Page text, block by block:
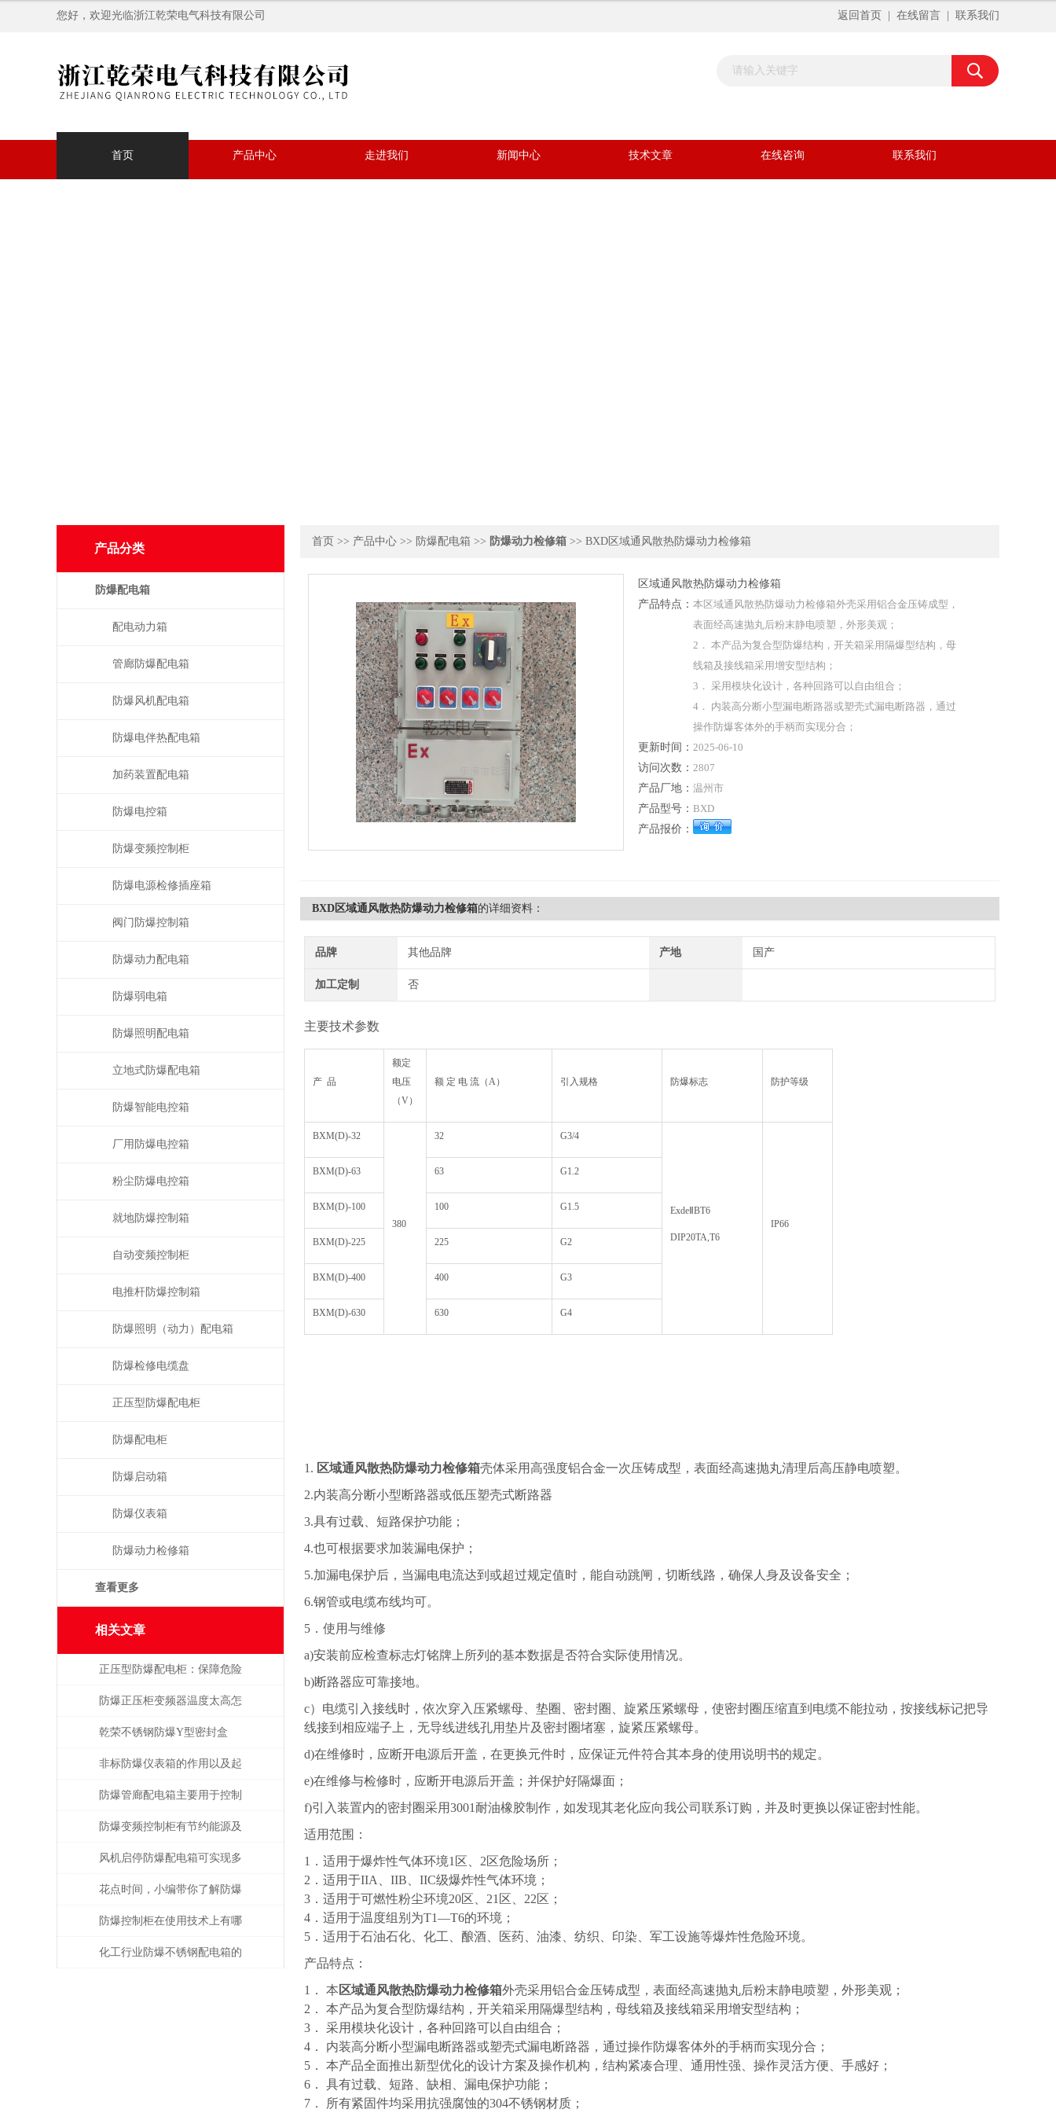
您好，欢迎光临浙江乾荣电气科技有限公司 返回首页 在线留言 联系我们
首页 产品中心 走进我们 新闻中心 技术文章 在线咨询 联系我们
首页 >> 产品中心 >> 防爆配电箱 >> 防爆动力检修箱 >> BXD区域通风散热防爆动力检修箱
区域通风散热防爆动力检修箱
产品特点： 本区域通风散热防爆动力检修箱外壳采用铝合金压铸成型，
表面经高速抛丸后粉末静电喷塑，外形美观；
2． 本产品为复合型防爆结构，开关箱采用隔爆型结构，母
线箱及接线箱采用增安型结构；
3． 采用模块化设计，各种回路可以自由组合；
4． 内装高分断小型漏电断路器或塑壳式漏电断路器，通过
操作防爆客体外的手柄而实现分合；
更新时间： 2025-06-10
访问次数： 2807
产品厂地： 温州市
产品型号： BXD
产品报价：
BXD区域通风散热防爆动力检修箱的详细资料：
品牌 其他品牌 产地 国产
加工定制 否
主要技术参数
产 品
额定
电压
（V）
额 定 电 流（A） 引入规格 防爆标志 防护等级
BXM(D)-32
380
32 G3/4
ExdeⅡBT6
DIP20TA,T6
IP66
BXM(D)-63 63 G1.2
BXM(D)-100 100 G1.5
BXM(D)-225 225 G2
BXM(D)-400 400 G3
BXM(D)-630 630 G4
1. 区域通风散热防爆动力检修箱壳体采用高强度铝合金一次压铸成型，表面经高速抛丸清理后高压静电喷塑。
2.内装高分断小型断路器或低压塑壳式断路器
3.具有过载、短路保护功能；
4.也可根据要求加装漏电保护；
5.加漏电保护后，当漏电电流达到或超过规定值时，能自动跳闸，切断线路，确保人身及设备安全；
6.钢管或电缆布线均可。
5．使用与维修
a)安装前应检查标志灯铭牌上所列的基本数据是否符合实际使用情况。
b)断路器应可靠接地。
c）电缆引入接线时，依次穿入压紧螺母、垫圈、密封圈、旋紧压紧螺母，使密封圈压缩直到电缆不能拉动，按接线标记把导
线接到相应端子上，无导线进线孔用垫片及密封圈堵塞，旋紧压紧螺母。
d)在维修时，应断开电源后开盖，在更换元件时，应保证元件符合其本身的使用说明书的规定。
e)在维修与检修时，应断开电源后开盖；并保护好隔爆面；
f)引入装置内的密封圈采用3001耐油橡胶制作，如发现其老化应向我公司联系订购，并及时更换以保证密封性能。
适用范围：
1．适用于爆炸性气体环境1区、2区危险场所；
2．适用于IIA、IIB、IIC级爆炸性气体环境；
3．适用于可燃性粉尘环境20区、21区、22区；
4．适用于温度组别为T1—T6的环境；
5．适用于石油石化、化工、酿酒、医药、油漆、纺织、印染、军工设施等爆炸性危险环境。
产品特点：
1． 本 区域通风散热防爆动力检修箱外壳采用铝合金压铸成型，表面经高速抛丸后粉末静电喷塑，外形美观；
2． 本产品为复合型防爆结构，开关箱采用隔爆型结构，母线箱及接线箱采用增安型结构；
3． 采用模块化设计，各种回路可以自由组合；
4． 内装高分断小型漏电断路器或塑壳式漏电断路器，通过操作防爆客体外的手柄而实现分合；
5． 本产品全面推出新型优化的设计方案及操作机构，结构紧凑合理、通用性强、操作灵活方便、手感好；
6． 具有过载、短路、缺相、漏电保护功能；
7． 所有紧固件均采用抗强腐蚀的304不锈钢材质；
产品分类
防爆配电箱
配电动力箱
管廊防爆配电箱
防爆风机配电箱
防爆电伴热配电箱
加药装置配电箱
防爆电控箱
防爆变频控制柜
防爆电源检修插座箱
阀门防爆控制箱
防爆动力配电箱
防爆弱电箱
防爆照明配电箱
立地式防爆配电箱
防爆智能电控箱
厂用防爆电控箱
粉尘防爆电控箱
就地防爆控制箱
自动变频控制柜
电推杆防爆控制箱
防爆照明（动力）配电箱
防爆检修电缆盘
正压型防爆配电柜
防爆配电柜
防爆启动箱
防爆仪表箱
防爆动力检修箱
查看更多
相关文章
正压型防爆配电柜：保障危险
场所电气安全的利器
防爆正压柜变频器温度太高怎
么办
乾荣不锈钢防爆Y型密封盒
非标防爆仪表箱的作用以及起
到的保护作用
防爆管廊配电箱主要用于控制
和分配管廊内的电力资源
防爆变频控制柜有节约能源及
运行成本低等优势
风机启停防爆配电箱可实现多
种功能
花点时间，小编带你了解防爆
电源检修插座箱的特点与安装
使用！
防爆控制柜在使用技术上有哪
些要求呢？来跟小编一起看看
化工行业防爆不锈钢配电箱的